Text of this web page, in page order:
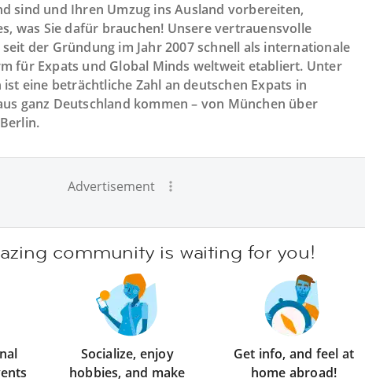
sind und Ihren Umzug ins Ausland vorbereiten,
was Sie dafür brauchen! Unsere vertrauensvolle
der Gründung im Jahr 2007 schnell als internationale
für Expats und Global Minds weltweit etabliert. Unter
eine beträchtliche Zahl an deutschen Expats in
ganz Deutschland kommen – von München über
Advertisement
community is waiting for you!
Socialize, enjoy
hobbies, and make
Get info, and feel at
home abroad!